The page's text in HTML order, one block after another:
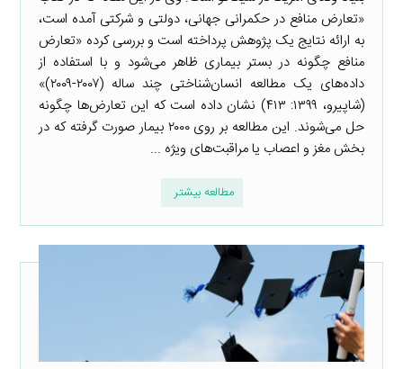
«تعارض منافع در حکمرانی جهانی، دولتی و شرکتی آمده است،
به ارائه نتایج یک پژوهش پرداخته است و بررسی کرده «تعارض
منافع چگونه در بستر بیماری ظاهر می‌شود و با استفاده از
داده‌های یک مطالعه انسان‌شناختی چند ساله (۲۰۰۷-۲۰۰۹)»
(شاپیرو، ۱۳۹۹: ۴۱۳) نشان داده است که این تعارض‌ها چگونه
حل می‌شوند. این مطالعه بر روی ۲۰۰۰ بیمار صورت گرفته که در
بخش مغز و اعصاب یا مراقبت‌های ویژه ...
مطالعه بیشتر